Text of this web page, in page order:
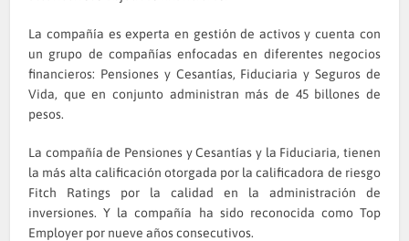
La compañía es experta en gestión de activos y cuenta con
un grupo de compañías enfocadas en diferentes negocios
financieros: Pensiones y Cesantías, Fiduciaria y Seguros de
Vida, que en conjunto administran más de 45 billones de
pesos.
La compañía de Pensiones y Cesantías y la Fiduciaria, tienen
la más alta calificación otorgada por la calificadora de riesgo
Fitch Ratings por la calidad en la administración de
inversiones. Y la compañía ha sido reconocida como Top
Employer por nueve años consecutivos.